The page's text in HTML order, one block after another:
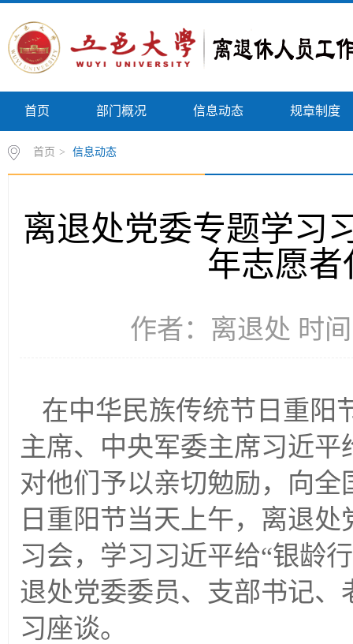
首页 部门概况 信息动态 规章制度
首页 > 信息动态
离退处党委专题学习
年志愿
作者：离退处 时
在中华民族传统节日重阳
主席、中央军委主席习近平
对他们予以亲切勉励，向全
日重阳节当天上午，离退
习会，学习习近平给“银龄
退处党委委员、支部书记
习座谈。